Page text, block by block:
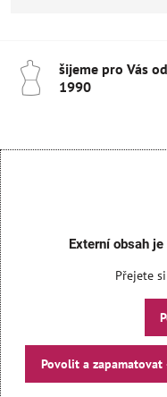
šijeme pro Vás
1990
Externí obsah
Přejete
Povolit a